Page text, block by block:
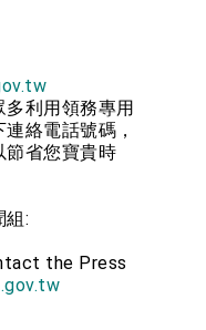
利用領務專用
絡電話號碼，
節省您寶貴時
組:
the Press